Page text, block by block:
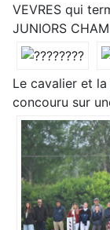
VEVRES qui
JUNIORS
Le cavalier et
concouru sur